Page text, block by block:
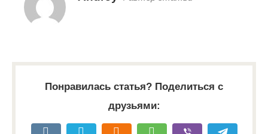
Понравилась статья? Поделиться с
друзьями: